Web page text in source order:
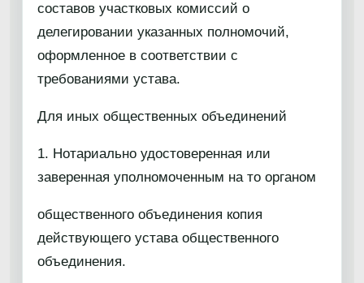
составов участковых комиссий о
делегировании указанных полномочий,
оформленное в соответствии с
требованиями устава.
Для иных общественных объединений
1. Нотариально удостоверенная или
заверенная уполномоченным на то органом
общественного объединения копия
действующего устава общественного
объединения.